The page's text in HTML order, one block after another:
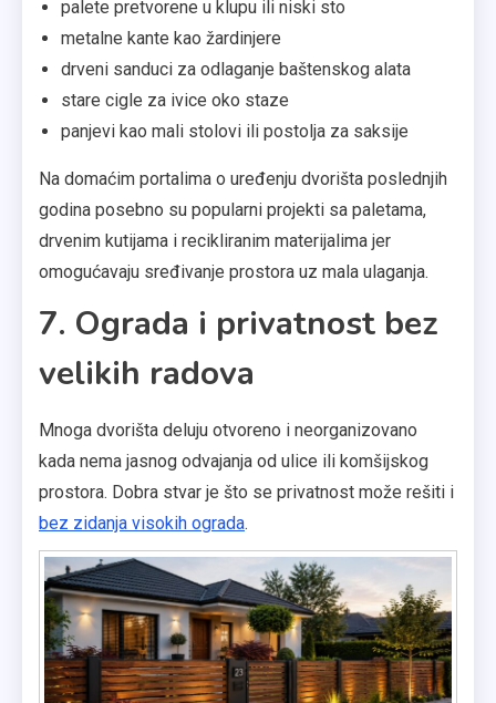
palete pretvorene u klupu ili niski sto
metalne kante kao žardinjere
drveni sanduci za odlaganje baštenskog alata
stare cigle za ivice oko staze
panjevi kao mali stolovi ili postolja za saksije
Na domaćim portalima o uređenju dvorišta poslednjih
godina posebno su popularni projekti sa paletama,
drvenim kutijama i recikliranim materijalima jer
omogućavaju sređivanje prostora uz mala ulaganja.
7. Ograda i privatnost bez
velikih radova
Mnoga dvorišta deluju otvoreno i neorganizovano
kada nema jasnog odvajanja od ulice ili komšijskog
prostora. Dobra stvar je što se privatnost može rešiti i
bez zidanja visokih ograda.